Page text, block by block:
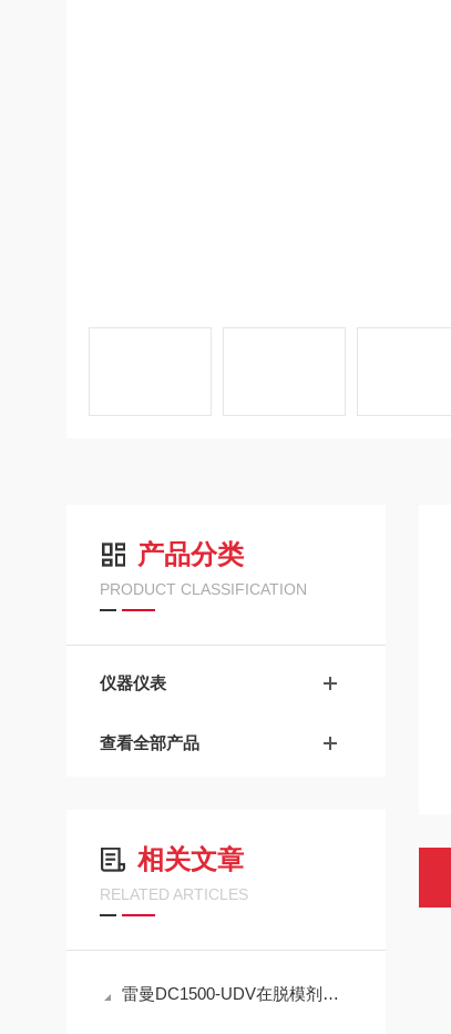
产品分类
PRODUCT CLASSIFICATION
仪器仪表
查看全部产品
相关文章
RELATED ARTICLES
雷曼DC1500-UDV在脱模剂检测中的工程可靠性设计